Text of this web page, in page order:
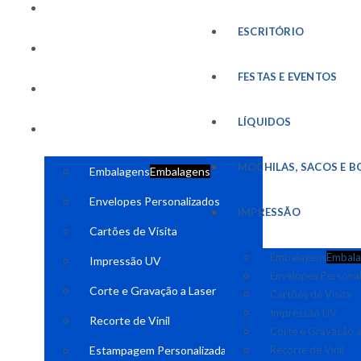
EmbalagensEmbalagens
Envelopes Personalizados
Cartões de Visita
Impressão UV
Corte e Gravação a Laser
Recorte de Vinil
Estampagem Personalizada
ESCRITÓRIO
FESTAS E EVENTOS
LÍQUIDOS
MOCHILAS, SACOS E
IMPRESSÃO
Embalagens
Envelopes
Cartões de Visita
Impressão UV
Corte e Gravação
Recorte de Vinil